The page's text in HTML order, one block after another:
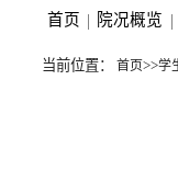
首页 | 院况概览 |
当前位置： 首页>>学